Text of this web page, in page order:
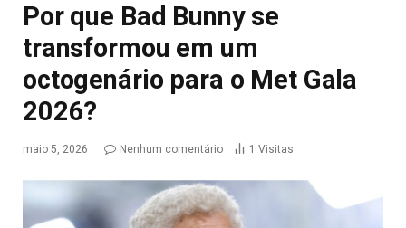
Por que Bad Bunny se
transformou em um
octogenário para o Met Gala
2026?
maio 5, 2026 Nenhum comentário 1 Visitas